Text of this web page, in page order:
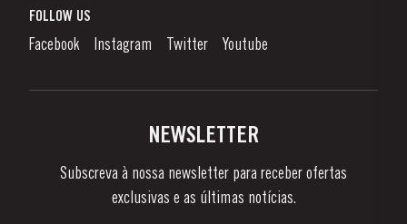
Canal de Denúncias
Links
O que é o Vinho do Porto?
Como Apreciar
Notícias e Eventos
FOLLOW US
Facebook Instagram Twitter Youtube
NEWSLETTER
Subscreva à nossa newsletter para receber ofertas
exclusivas e as últimas notícias.